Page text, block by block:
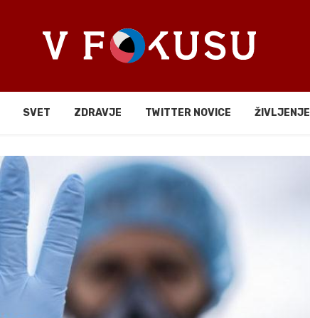
SVET ZDRAVJE TWITTER NOVICE ŽIVLJENJE